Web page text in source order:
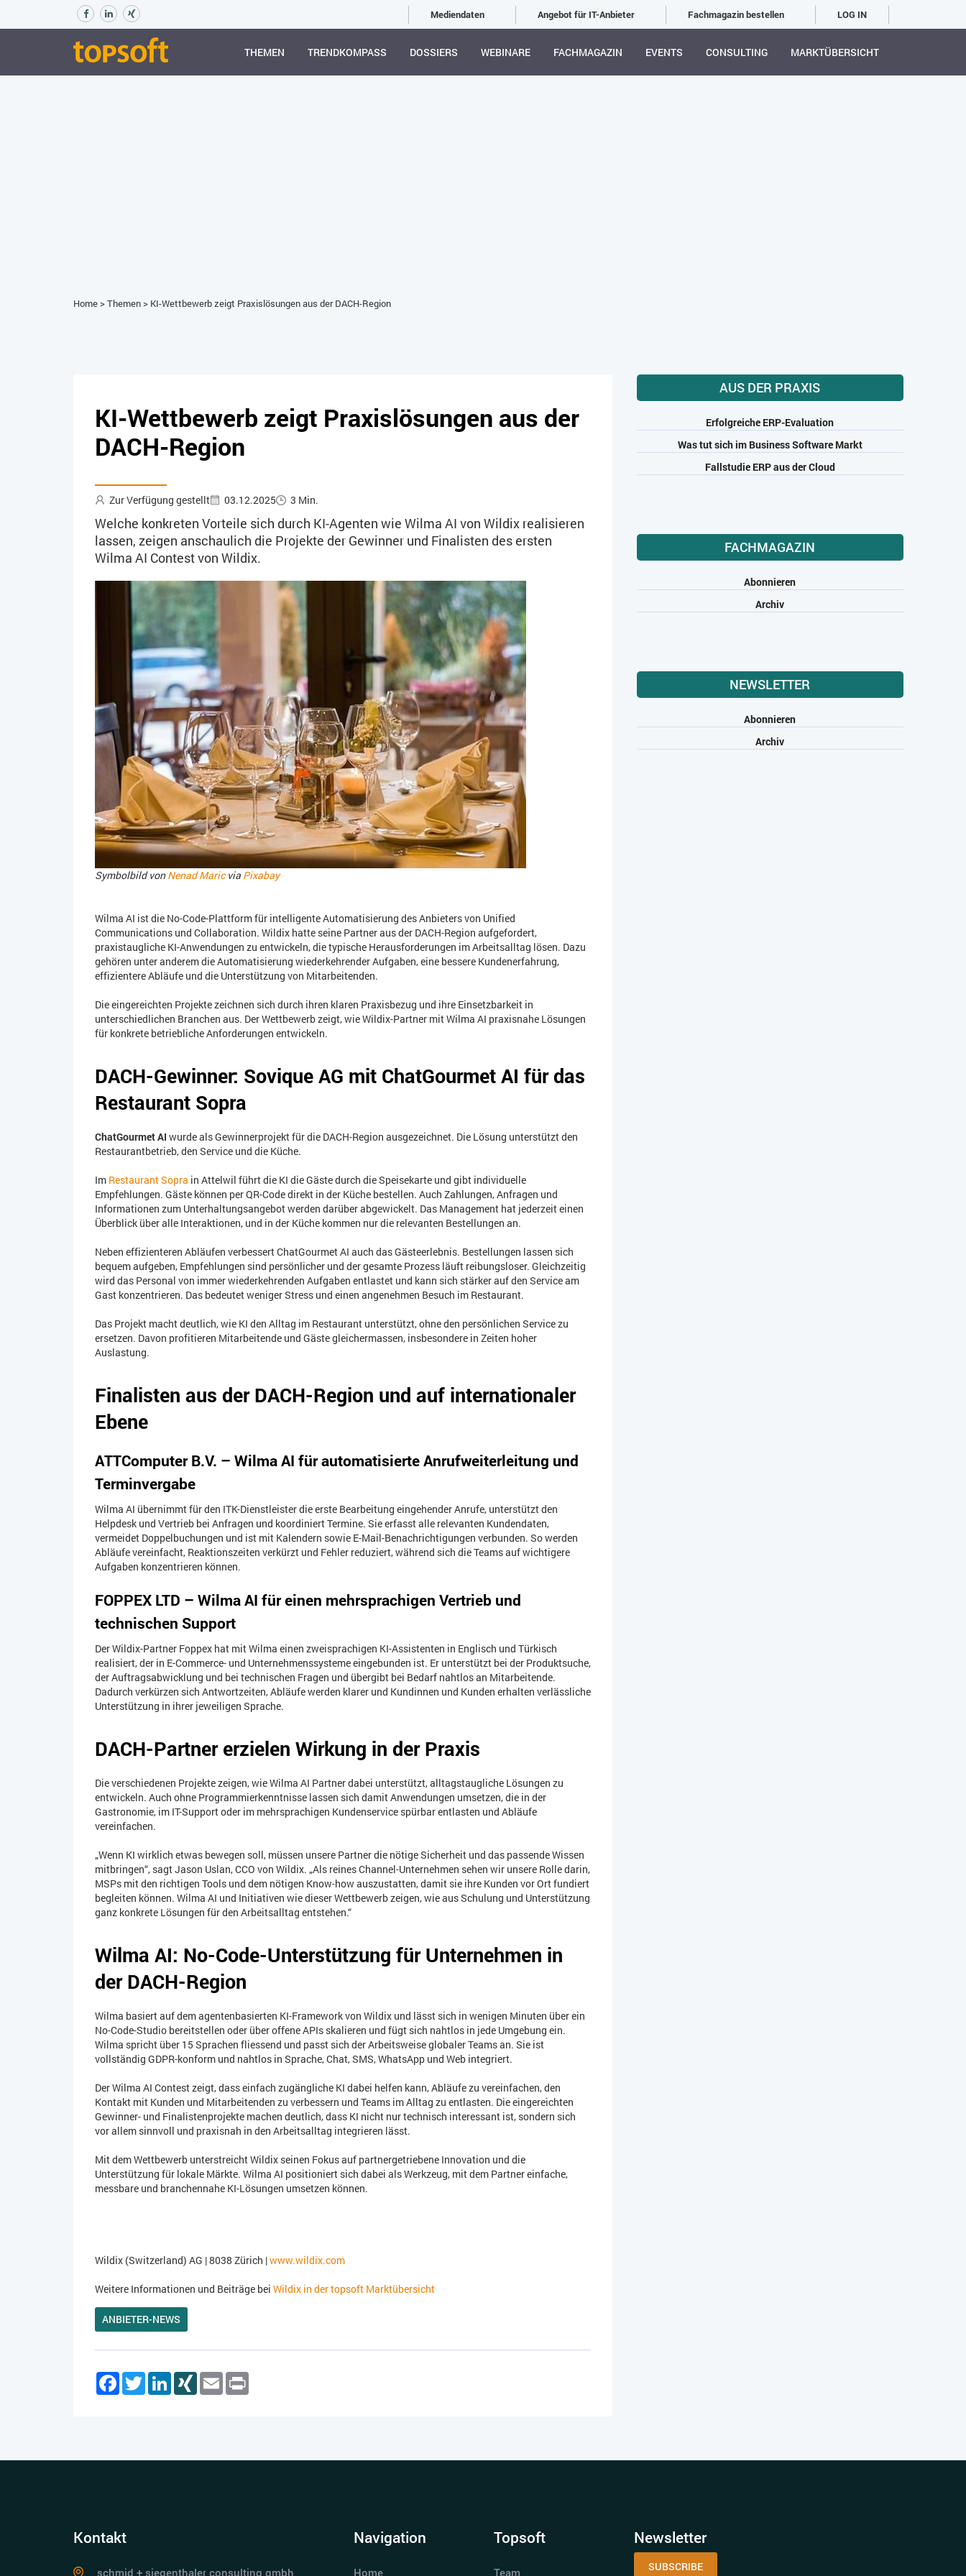
Mediendaten Angebot für IT-Anbieter Fachmagazin bestellen LOG IN
THEMEN TRENDKOMPASS DOSSIERS WEBINARE FACHMAGAZIN EVENTS CONSULTING MARKTÜBERSICHT
Home>Themen> KI-Wettbewerb zeigt Praxislösungen aus der DACH-Region
KI-Wettbewerb zeigt Praxislösungen aus der
DACH-Region
Zur Verfügung gestellt 03.12.2025 3 Min.
Welche konkreten Vorteile sich durch KI-Agenten wie Wilma AI von Wildix realisieren
lassen, zeigen anschaulich die Projekte der Gewinner und Finalisten des ersten
Wilma AI Contest von Wildix.
Symbolbild vonNenad Maricvia Pixabay
Wilma AI ist die No-Code-Plattform für intelligente Automatisierung des Anbieters von Unified
Communications und Collaboration. Wildix hatte seine Partner aus der DACH-Region aufgefordert,
praxistaugliche KI-Anwendungen zu entwickeln, die typische Herausforderungen im Arbeitsalltag lösen. Dazu
gehören unter anderem die Automatisierung wiederkehrender Aufgaben, eine bessere Kundenerfahrung,
effizientere Abläufe und die Unterstützung von Mitarbeitenden.
Die eingereichten Projekte zeichnen sich durch ihren klaren Praxisbezug und ihre Einsetzbarkeit in
unterschiedlichen Branchen aus. Der Wettbewerb zeigt, wie Wildix-Partner mit Wilma AI praxisnahe Lösungen
für konkrete betriebliche Anforderungen entwickeln.
DACH-Gewinner: Sovique AG mit ChatGourmet AI für das
Restaurant Sopra
ChatGourmet AI wurde als Gewinnerprojekt für die DACH-Region ausgezeichnet. Die Lösung unterstützt den
Restaurantbetrieb, den Service und die Küche.
Im Restaurant Sopra in Attelwil führt die KI die Gäste durch die Speisekarte und gibt individuelle
Empfehlungen. Gäste können per QR-Code direkt in der Küche bestellen. Auch Zahlungen, Anfragen und
Informationen zum Unterhaltungsangebot werden darüber abgewickelt. Das Management hat jederzeit einen
Überblick über alle Interaktionen, und in der Küche kommen nur die relevanten Bestellungen an.
Neben effizienteren Abläufen verbessert ChatGourmet AI auch das Gästeerlebnis. Bestellungen lassen sich
bequem aufgeben, Empfehlungen sind persönlicher und der gesamte Prozess läuft reibungsloser. Gleichzeitig
wird das Personal von immer wiederkehrenden Aufgaben entlastet und kann sich stärker auf den Service am
Gast konzentrieren. Das bedeutet weniger Stress und einen angenehmen Besuch im Restaurant.
Das Projekt macht deutlich, wie KI den Alltag im Restaurant unterstützt, ohne den persönlichen Service zu
ersetzen. Davon profitieren Mitarbeitende und Gäste gleichermassen, insbesondere in Zeiten hoher
Auslastung.
Finalisten aus der DACH-Region und auf internationaler
Ebene
ATTComputer B.V. – Wilma AI für automatisierte Anrufweiterleitung und
Terminvergabe
Wilma AI übernimmt für den ITK-Dienstleister die erste Bearbeitung eingehender Anrufe, unterstützt den
Helpdesk und Vertrieb bei Anfragen und koordiniert Termine. Sie erfasst alle relevanten Kundendaten,
vermeidet Doppelbuchungen und ist mit Kalendern sowie E-Mail-Benachrichtigungen verbunden. So werden
Abläufe vereinfacht, Reaktionszeiten verkürzt und Fehler reduziert, während sich die Teams auf wichtigere
Aufgaben konzentrieren können.
FOPPEX LTD – Wilma AI für einen mehrsprachigen Vertrieb und
technischen Support
Der Wildix-Partner Foppex hat mit Wilma einen zweisprachigen KI-Assistenten in Englisch und Türkisch
realisiert, der in E-Commerce- und Unternehmenssysteme eingebunden ist. Er unterstützt bei der Produktsuche,
der Auftragsabwicklung und bei technischen Fragen und übergibt bei Bedarf nahtlos an Mitarbeitende.
Dadurch verkürzen sich Antwortzeiten, Abläufe werden klarer und Kundinnen und Kunden erhalten verlässliche
Unterstützung in ihrer jeweiligen Sprache.
DACH-Partner erzielen Wirkung in der Praxis
Die verschiedenen Projekte zeigen, wie Wilma AI Partner dabei unterstützt, alltagstaugliche Lösungen zu
entwickeln. Auch ohne Programmierkenntnisse lassen sich damit Anwendungen umsetzen, die in der
Gastronomie, im IT-Support oder im mehrsprachigen Kundenservice spürbar entlasten und Abläufe
vereinfachen.
„Wenn KI wirklich etwas bewegen soll, müssen unsere Partner die nötige Sicherheit und das passende Wissen
mitbringen“, sagt Jason Uslan, CCO von Wildix. „Als reines Channel-Unternehmen sehen wir unsere Rolle darin,
MSPs mit den richtigen Tools und dem nötigen Know-how auszustatten, damit sie ihre Kunden vor Ort fundiert
begleiten können. Wilma AI und Initiativen wie dieser Wettbewerb zeigen, wie aus Schulung und Unterstützung
ganz konkrete Lösungen für den Arbeitsalltag entstehen.“
Wilma AI: No-Code-Unterstützung für Unternehmen in
der DACH-Region
Wilma basiert auf dem agentenbasierten KI-Framework von Wildix und lässt sich in wenigen Minuten über ein
No-Code-Studio bereitstellen oder über offene APIs skalieren und fügt sich nahtlos in jede Umgebung ein.
Wilma spricht über 15 Sprachen fliessend und passt sich der Arbeitsweise globaler Teams an. Sie ist
vollständig GDPR-konform und nahtlos in Sprache, Chat, SMS, WhatsApp und Web integriert.
Der Wilma AI Contest zeigt, dass einfach zugängliche KI dabei helfen kann, Abläufe zu vereinfachen, den
Kontakt mit Kunden und Mitarbeitenden zu verbessern und Teams im Alltag zu entlasten. Die eingereichten
Gewinner- und Finalistenprojekte machen deutlich, dass KI nicht nur technisch interessant ist, sondern sich
vor allem sinnvoll und praxisnah in den Arbeitsalltag integrieren lässt.
Mit dem Wettbewerb unterstreicht Wildix seinen Fokus auf partnergetriebene Innovation und die
Unterstützung für lokale Märkte. Wilma AI positioniert sich dabei als Werkzeug, mit dem Partner einfache,
messbare und branchennahe KI-Lösungen umsetzen können.
Wildix (Switzerland) AG | 8038 Zürich |www.wildix.com
Weitere Informationen und Beiträge bei Wildix in der topsoft Marktübersicht
ANBIETER-NEWS
FacebookTwitterLinkedInXING Email
AUS DER PRAXIS
Erfolgreiche ERP-Evaluation
Was tut sich im Business Software Markt
Fallstudie ERP aus der Cloud
FACHMAGAZIN
Abonnieren
Archiv
NEWSLETTER
Abonnieren
Archiv
Kontakt
schmid + siegenthaler consulting gmbh
Navigation
Home
Topsoft
Team
Newsletter
SUBSCRIBE